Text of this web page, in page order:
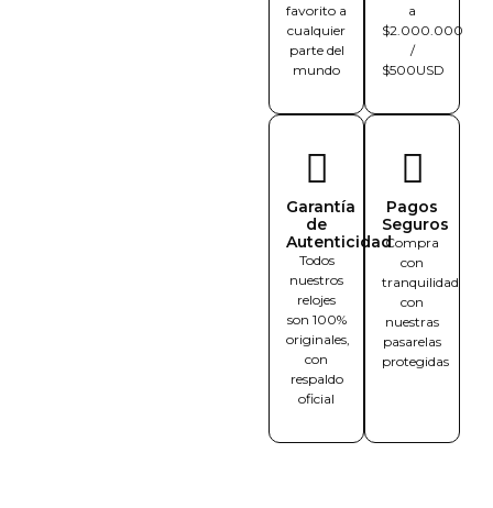
favorito a
cualquier
parte del
mundo
a
$2.000.000
/
$500USD
Garantía
de
Autenticidad
Todos
nuestros
relojes
son 100%
originales,
con
respaldo
oficial
Pagos
Seguros
Compra
con
tranquilidad
con
nuestras
pasarelas
protegidas